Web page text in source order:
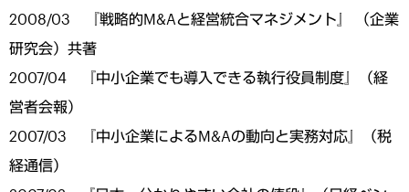
2008/03 『戦略的M&Aと経営統合マネジメント』 （企業
研究会）共著
2007/04 『中小企業でも導入できる執行役員制度』（経
営者会報）
2007/03 『中小企業によるM&Aの動向と実務対応』（税
経通信）